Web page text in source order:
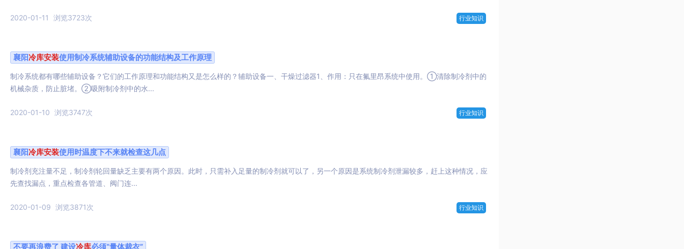
2020-01-11 浏览3723次 行业知识
襄阳冷库安装使用制冷系统辅助设备的功能结构及工作原理
制冷系统都有哪些辅助设备？它们的工作原理和功能结构又是怎么样的？辅助设备一、干燥过滤器1、作用：只在氟里昂系统中使用。①清除制冷剂中的
机械杂质，防止脏堵。②吸附制冷剂中的水...
2020-01-10 浏览3747次 行业知识
襄阳冷库安装使用时温度下不来就检查这几点
​制冷剂充注量不足，制冷剂轮回量缺乏主要有两个原因。此时，只需补入足量的制冷剂就可以了，另一个原因是系统制冷剂泄漏较多，赶上这种情况，应
先查找漏点，重点检查各管道、阀门连...
2020-01-09 浏览3871次 行业知识
不要再浪费了 建设冷库必须“量体裁衣”